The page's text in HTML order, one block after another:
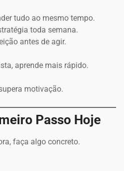
tudo ao mesmo tempo.
toda semana.
antes de agir.
aprende mais rápido.
motivação.
Passo Hoje
faça algo concreto.